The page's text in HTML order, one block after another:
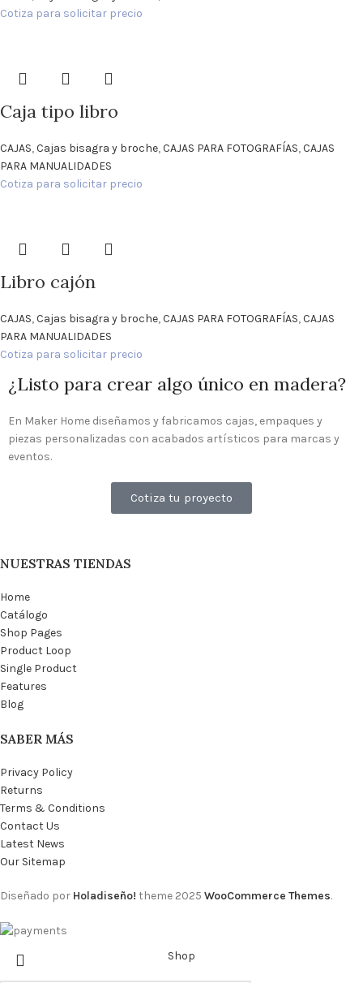
Cotiza para solicitar precio
Caja tipo libro
CAJAS,Cajas bisagra y broche,CAJAS PARA FOTOGRAFÍAS,CAJAS
PARA MANUALIDADES
Cotiza para solicitar precio
Libro cajón
CAJAS,Cajas bisagra y broche,CAJAS PARA FOTOGRAFÍAS,CAJAS
PARA MANUALIDADES
Cotiza para solicitar precio
¿Listo para crear algo único en madera?
En Maker Home diseñamos y fabricamos cajas, empaques y
piezas personalizadas con acabados artísticos para marcas y
eventos.
Cotiza tu proyecto
NUESTRAS TIENDAS
Home
Catálogo
Shop Pages
Product Loop
Single Product
Features
Blog
SABER MÁS
Privacy Policy
Returns
Terms & Conditions
Contact Us
Latest News
Our Sitemap
Diseñado por Holadiseño! theme 2025 WooCommerce Themes.
Shop